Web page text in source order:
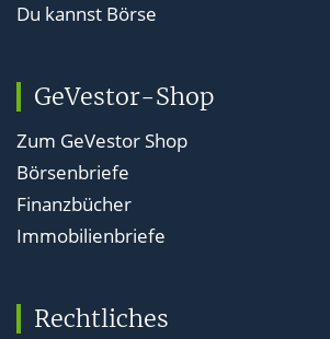
Du kannst Börse
GeVestor-Shop
Zum GeVestor Shop
Börsenbriefe
Finanzbücher
Immobilienbriefe
Rechtliches